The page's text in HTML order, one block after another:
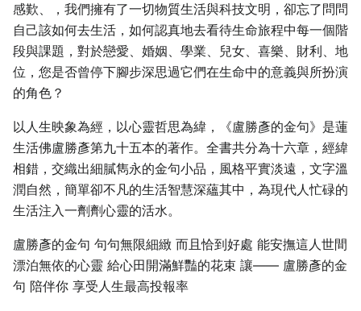
感歎、，我們擁有了一切物質生活與科技文明，卻忘了問問
自己該如何去生活，如何認真地去看待生命旅程中每一個階
段與課題，對於戀愛、婚姻、學業、兒女、喜樂、財利、地
位，您是否曾停下腳步深思過它們在生命中的意義與所扮演
的角色？
以人生映象為經，以心靈哲思為緯，《盧勝彥的金句》是蓮
生活佛盧勝彥第九十五本的著作。全書共分為十六章，經緯
相錯，交織出細膩雋永的金句小品，風格平實淡遠，文字溫
潤自然，簡單卻不凡的生活智慧深蘊其中，為現代人忙碌的
生活注入一劑劑心靈的活水。
盧勝彥的金句 句句無限細緻 而且恰到好處 能安撫這人世間
漂泊無依的心靈 給心田開滿鮮豔的花束 讓—— 盧勝彥的金
句 陪伴你 享受人生最高投報率